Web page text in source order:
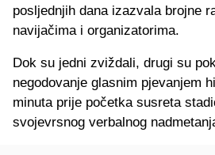
posljednjih dana izazvala brojne
navijačima i organizatorima.
Dok su jedni zviždali, drugi su
negodovanje glasnim pjevanjem
minuta prije početka susreta
svojevrsnog verbalnog